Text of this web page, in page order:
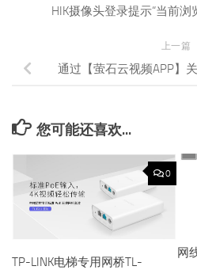
HIK摄像头登录提示“当前浏
上一篇
通过【萤石云视频APP】
您可能还喜欢...
0
TP-LINK电梯专用网桥TL-
网